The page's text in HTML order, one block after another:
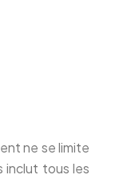
ne se limite
inclut tous les